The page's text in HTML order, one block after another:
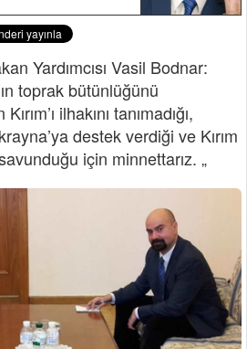
Yardımcısı Vasil Bodnar:
toprak bütünlüğünü
ilhakını tanımadığı,
destek verdiği ve Kırım
savunduğu için minnettarız. „